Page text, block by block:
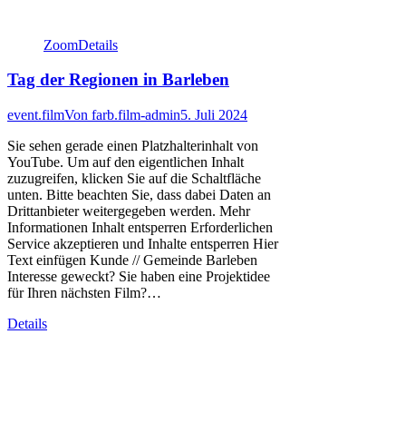
ZoomDetails
Tag der Regionen in Barleben
event.filmVon farb.film-admin5. Juli 2024
Sie sehen gerade einen Platzhalterinhalt von
YouTube. Um auf den eigentlichen Inhalt
zuzugreifen, klicken Sie auf die Schaltfläche
unten. Bitte beachten Sie, dass dabei Daten an
Drittanbieter weitergegeben werden. Mehr
Informationen Inhalt entsperren Erforderlichen
Service akzeptieren und Inhalte entsperren Hier
Text einfügen Kunde // Gemeinde Barleben
Interesse geweckt? Sie haben eine Projektidee
für Ihren nächsten Film?…
Details